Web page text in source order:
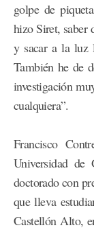
golpe de
hizo Siret, saber
y sacar a la luz
También he de
investigación
cualquiera”.
Francisco
Universidad
doctorado con
que lleva
Castellón Alto,